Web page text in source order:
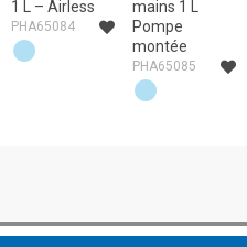
1 L – Airless
PHA65084
mains 1 L
Pompe
montée
PHA65085